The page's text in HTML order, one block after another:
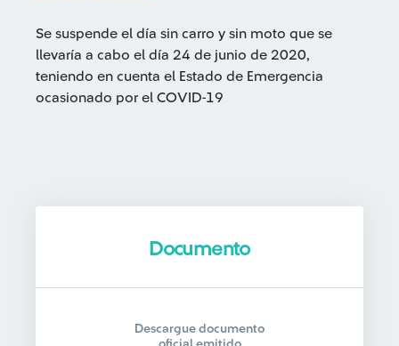
Se suspende el día sin carro y sin moto que se
llevaría a cabo el día 24 de junio de 2020,
teniendo en cuenta el Estado de Emergencia
ocasionado por el COVID-19
Documento
Descargue documento